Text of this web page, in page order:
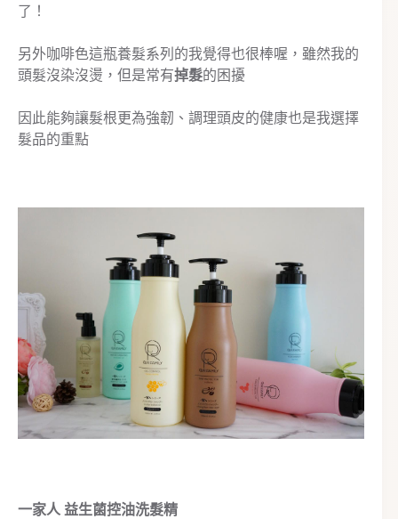
了！
另外咖啡色這瓶養髮系列的我覺得也很棒喔，雖然我的
頭髮沒染沒燙，但是常有掉髮的困擾
因此能夠讓髮根更為強韌、調理頭皮的健康也是我選擇
髮品的重點
一家人 益生菌控油洗髮精